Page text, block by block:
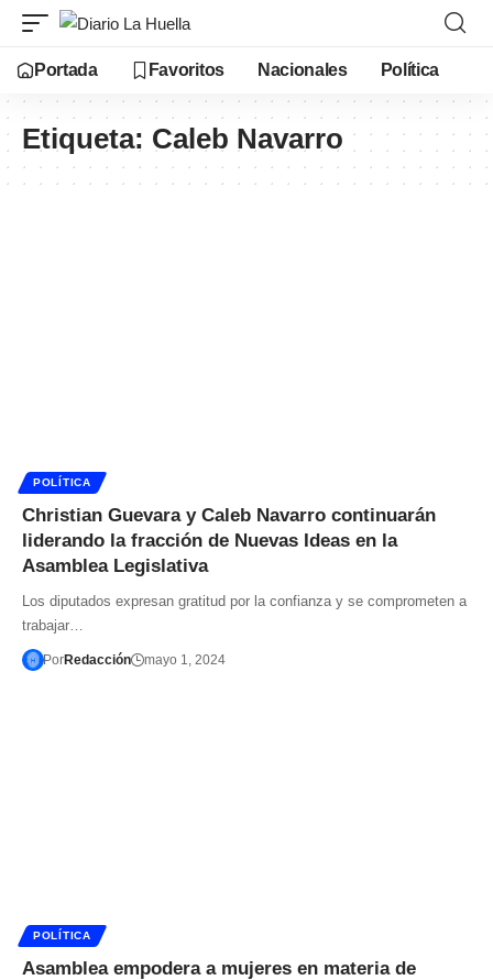
Portada Favoritos Nacionales Política
Etiqueta: Caleb Navarro
POLÍTICA
Christian Guevara y Caleb Navarro continuarán
liderando la fracción de Nuevas Ideas en la
Asamblea Legislativa
Los diputados expresan gratitud por la confianza y se comprometen a
trabajar…
PorRedacción mayo 1, 2024
POLÍTICA
Asamblea empodera a mujeres en materia de